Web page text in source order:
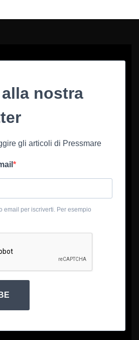
nostra
gli articoli di Pressmare
email per iscriverti. Per esempio